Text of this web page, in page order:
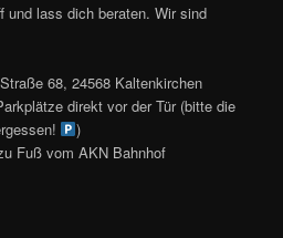
und lass dich beraten. Wir sind
68, 24568 Kaltenkirchen
direkt vor der Tür (bitte die
)
Fuß vom AKN Bahnhof